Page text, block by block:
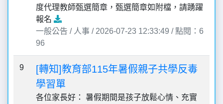
度代理教師甄選簡章，甄選簡章如附檔，請踴躍
報名
一般公告 / 人事 / 2026-07-23 12:33:49 / 點閱：6
96
9
[轉知]教育部115年暑假親子共學反毒
學習單
各位家長好： 暑假期間是孩子放鬆心情、充實